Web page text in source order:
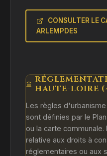
CONSULTER LE
ARLEMPDES
HAUTE-LOIRE
Les règles
sont définies par le
ou la carte
relative aux droits à
réglementaires ou aux